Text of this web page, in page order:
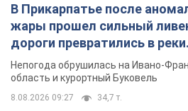
В Прикарпатье после
жары прошел сильный
дороги превратились в
Непогода обрушилась на Ивано-
область и курортный Буковель
8.08.2026 09:27 34,7 т.